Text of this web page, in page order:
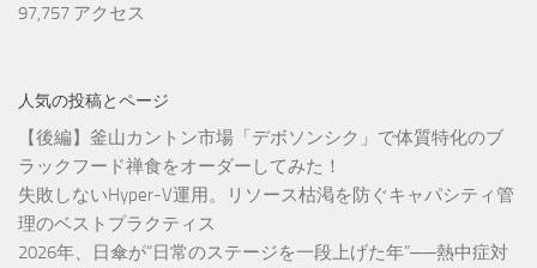
97,757 アクセス
人気の投稿とページ
【後編】釜山カントン市場「デボソンシク」で体質特化のブ
ラックフード禅食をオーダーしてみた！
失敗しないHyper-V運用。リソース枯渇を防ぐキャパシティ管
理のベストプラクティス
2026年、日傘が“日常のステージを一段上げた年”──熱中症対